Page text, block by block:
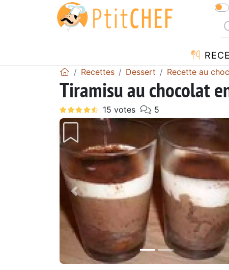
Recettes Dessert Recette au
Tiramisu au chocolat
Précédent